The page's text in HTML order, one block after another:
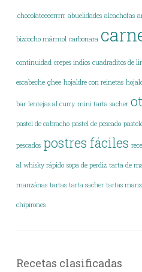
.chocolateeeerrrrr abuelidades alcachofas
bizcocho mármol carbonara
continuidad crepes indios cuadraditos de
escabeche ghee hojaldre con reinetas
bar lentejas al curry mini tarta sacher
pastel de cabracho pastel de pescado
pescados postres fáciles
al whisky rápido sopa de perdiz tarta de
manzánas tartas tarta sacher tartas
chipirones
Recetas clasificadas